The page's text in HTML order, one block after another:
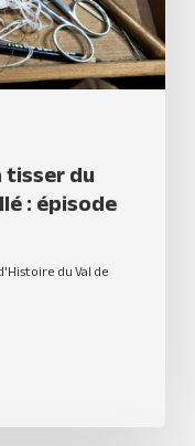
tisser du
: épisode
du Val de